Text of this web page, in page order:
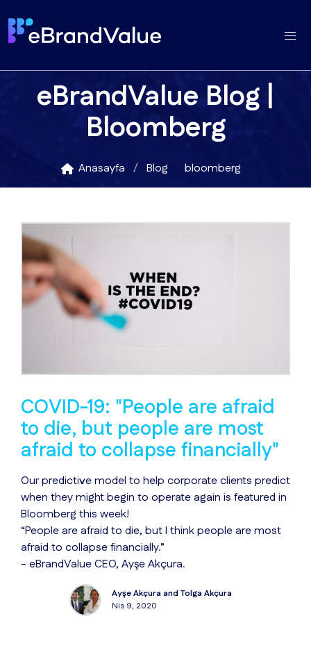
eBrandValue Blog |
Bloomberg
Anasayfa Blog bloomberg
COVID-19: "People are afraid
to die, but people are most
afraid to collapse financially"
Our predictive model to help corporate clients predict
when they might begin to operate again is featured in
Bloomberg this week!
“People are afraid to die, but I think people are most
afraid to collapse financially.”
- eBrandValue CEO, Ayşe Akçura.
Ayşe Akçura and Tolga Akçura
Nis 9, 2020